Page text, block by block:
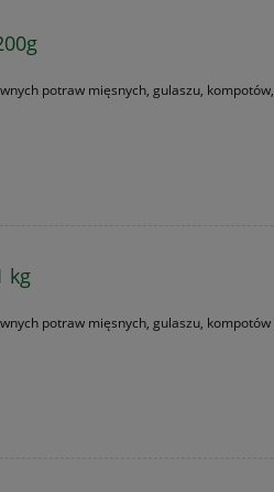
potraw mięsnych, gulaszu, kompotów,
kg
potraw mięsnych, gulaszu, kompotów